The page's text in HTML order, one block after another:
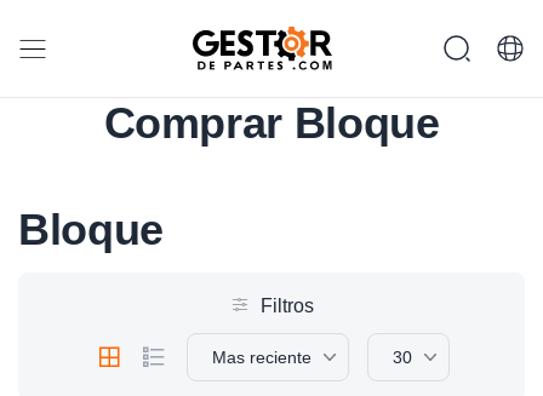
Comprar Bloque
Bloque
Filtros
Mas reciente 30